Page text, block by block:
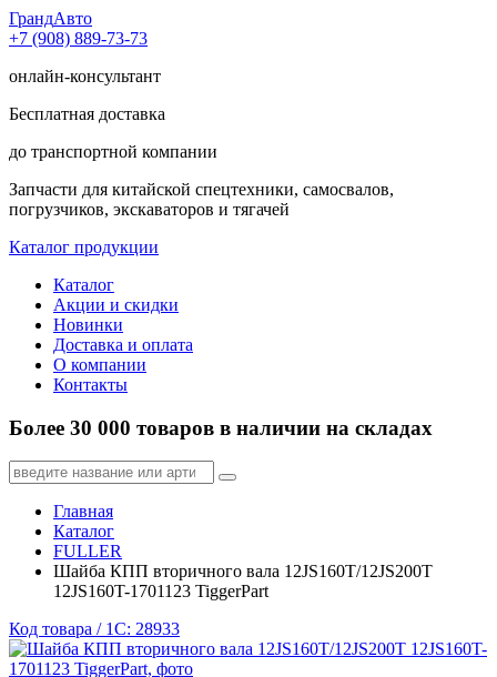
ГрандАвто
+7 (908) 889-73-73
онлайн-консультант
Бесплатная доставка
до транспортной компании
Запчасти для китайской спецтехники, самосвалов,
погрузчиков, экскаваторов и тягачей
Каталог продукции
Каталог
Акции и скидки
Новинки
Доставка и оплата
О компании
Контакты
Более 30 000 товаров в наличии на складах
Главная
Каталог
FULLER
Шайба КПП вторичного вала 12JS160T/12JS200T
12JS160T-1701123 TiggerPart
Код товара / 1C: 28933